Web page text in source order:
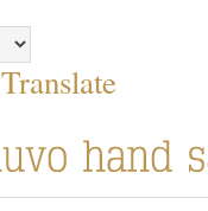
Translate